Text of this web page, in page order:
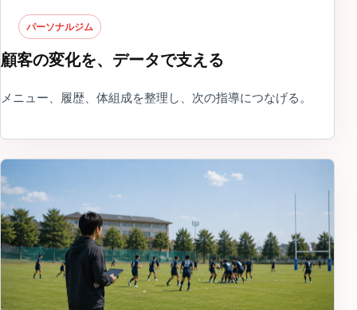
パーソナルジム
顧客の変化を、データで支える
メニュー、履歴、体組成を整理し、次の指導につなげる。